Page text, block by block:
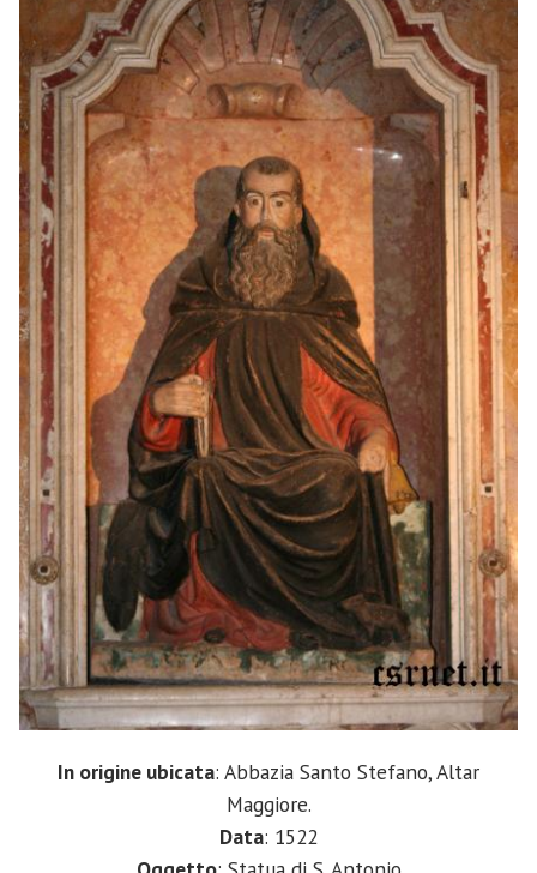
In origine ubicata: Abbazia Santo Stefano, Altar
Maggiore.
Data: 1522